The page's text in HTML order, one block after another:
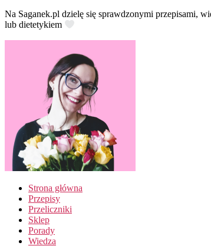
Na Saganek.pl dzielę się sprawdzonymi przepisami,
lub dietetykiem
Strona główna
Przepisy
Przeliczniki
Sklep
Porady
Wiedza